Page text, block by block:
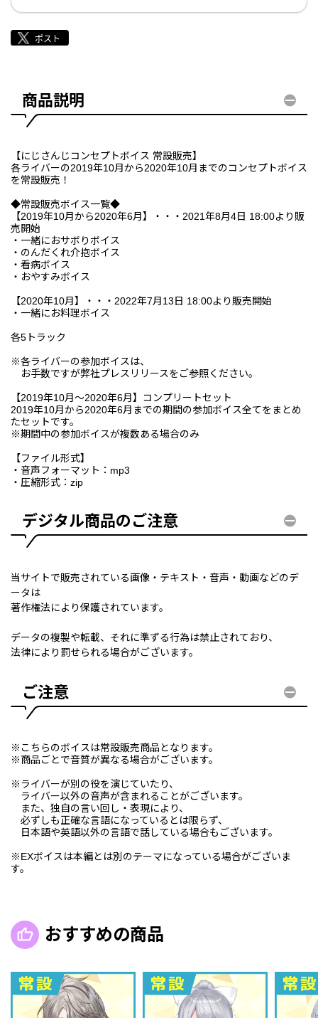
商品説明
【にじさんじコンセプトボイス 常設販売】
各ライバーの2019年10月から2020年10月までのコンセプトボイス
を常設販売！
◆常設販売ボイス一覧◆
【2019年10月から2020年6月】・・・2021年8月4日 18:00より販
売開始
・一緒におサボりボイス
・のんだくれ介抱ボイス
・看病ボイス
・おやすみボイス
【2020年10月】・・・2022年7月13日 18:00より販売開始
・一緒にお料理ボイス
各5トラック
※各ライバーの参加ボイスは、
お手数ですが弊社プレスリリースをご参照ください。
【2019年10月～2020年6月】コンプリートセット
2019年10月から2020年6月までの期間の参加ボイス全てをまとめ
たセットです。
※期間中の参加ボイスが複数ある場合のみ
【ファイル形式】
・音声フォーマット：mp3
・圧縮形式：zip
デジタル商品のご注意
当サイトで販売されている画像・テキスト・音声・動画などのデ
ータは
著作権法により保護されています。
データの複製や転載、それに準ずる行為は禁止されており、
法律により罰せられる場合がございます。
ご注意
※こちらのボイスは常設販売商品となります。
※商品ごとで音質が異なる場合がございます。
※ライバーが別の役を演じていたり、
ライバー以外の音声が含まれることがございます。
また、独自の言い回し・表現により、
必ずしも正確な言語になっているとは限らず、
日本語や英語以外の言語で話している場合もございます。
※EXボイスは本編とは別のテーマになっている場合がございま
す。
おすすめの商品